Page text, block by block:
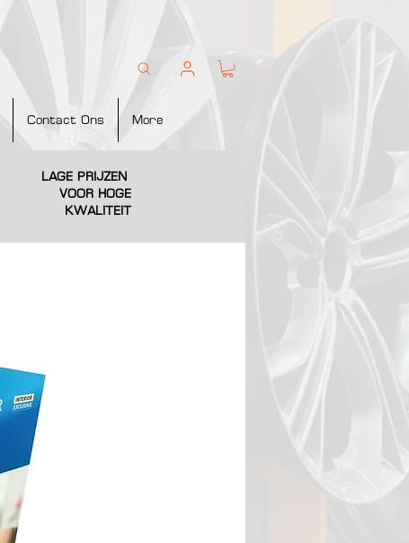
Contact Ons More
LAGE PRIJZEN
VOOR HOGE
KWALITEIT